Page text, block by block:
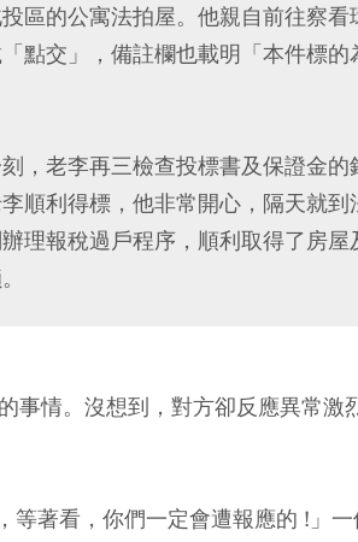
區的公寓法拍屋。他親自前往察看
點交」，備註欄也載明「本件標的
，老李再三檢查投標書及保證金的
順利得標，他非常開心，隔天就到
理報稅過戶程序，順利取得了房屋
事情。沒想到，對方卻反應異常激
等著看，你們一定會遭報應的 !」